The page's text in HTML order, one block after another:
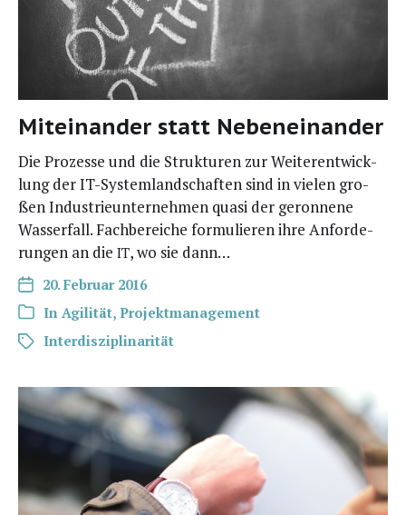
Miteinander statt Nebeneinander
Die Pro­zes­se und die Struk­tu­ren zur Wei­ter­ent­wick­
lung der IT-Sys­­te­m­­lan­d­­schaf­­ten sind in vie­len gro­
ßen Indus­trie­un­ter­neh­men qua­si der geron­ne­ne
Was­ser­fall. Fach­be­rei­che for­mu­lie­ren ihre Anfor­de­
run­gen an die IT, wo sie dann…
20. Februar 2016
In Agilität, Projektmanagement
Interdisziplinarität